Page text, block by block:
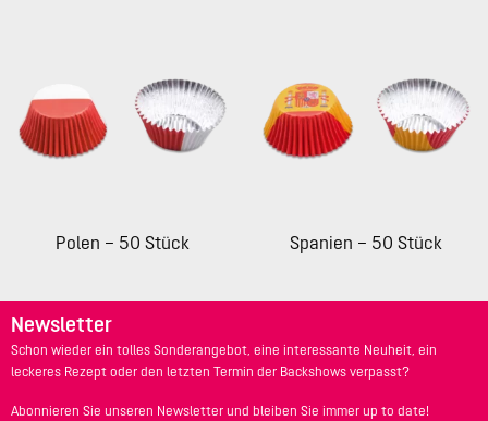
Polen – 50 Stück Spanien – 50 Stück
Newsletter
Schon wieder ein tolles Sonderangebot, eine interessante Neuheit, ein
leckeres Rezept oder den letzten Termin der Backshows verpasst?
Abonnieren Sie unseren Newsletter und bleiben Sie immer up to date!